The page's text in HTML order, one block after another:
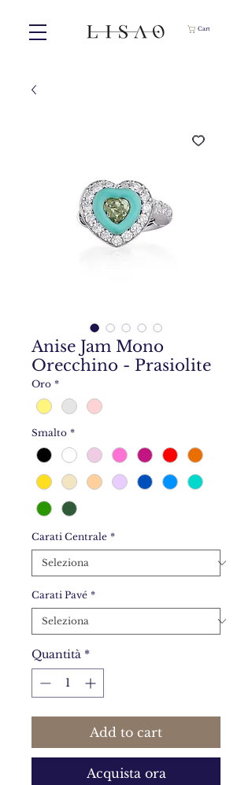
Cart
Anise Jam Mono
Orecchino - Prasiolite
Oro *
Smalto *
Carati Centrale *
Carati Pavé *
Quantità *
Add to cart
Acquista ora